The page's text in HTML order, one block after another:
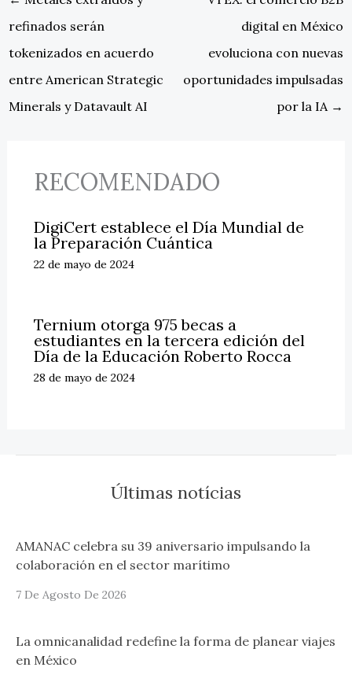
refinados serán
tokenizados en acuerdo
entre American Strategic
Minerals y Datavault AI
digital en México
evoluciona con nuevas
oportunidades impulsadas
por la IA →
RECOMENDADO
DigiCert establece el Día Mundial de
la Preparación Cuántica
22 de mayo de 2024
Ternium otorga 975 becas a
estudiantes en la tercera edición del
Día de la Educación Roberto Rocca
28 de mayo de 2024
Últimas notícias
AMANAC celebra su 39 aniversario impulsando la
colaboración en el sector marítimo
7 De Agosto De 2026
La omnicanalidad redefine la forma de planear viajes
en México